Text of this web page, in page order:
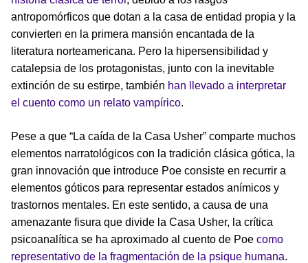
antropomórficos que dotan a la casa de entidad propia y la
convierten en la primera mansión encantada de la
literatura norteamericana. Pero la hipersensibilidad y
catalepsia de los protagonistas, junto con la inevitable
extinción de su estirpe, también han llevado a interpretar
el cuento como un relato vampírico.
Pese a que “La caída de la Casa Usher” comparte muchos
elementos narratológicos con la tradición clásica gótica, la
gran innovación que introduce Poe consiste en recurrir a
elementos góticos para representar estados anímicos y
trastornos mentales. En este sentido, a causa de una
amenazante fisura que divide la Casa Usher, la crítica
psicoanalítica se ha aproximado al cuento de Poe como
representativo de la fragmentación de la psique humana.